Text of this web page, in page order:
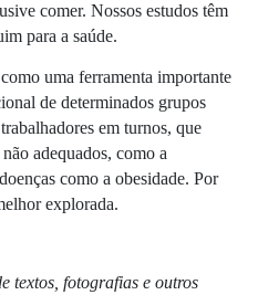
comer. Nossos estudos têm
para a saúde.
uma ferramenta importante
de determinados grupos
em turnos, que
adequados, como a
como a obesidade. Por
explorada.
textos, fotografias e outros